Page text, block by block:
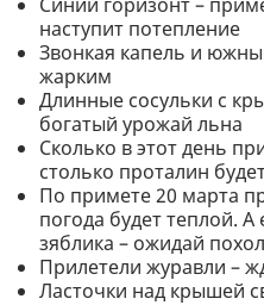
наступит потепление
Звонкая капель и
жарким
Длинные сосульки с
богатый урожай льна
Сколько в этот день
столько проталин
По примете 20 марта
погода будет теплой.
зяблика – ожидай
Прилетели журавли –
Ласточки над крышей